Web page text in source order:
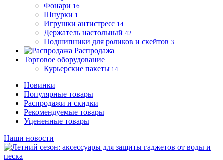
Фонари 16
Шнурки 1
Игрушки антистресс 14
Держатель настольный 42
Подшипники для роликов и скейтов 3
Распродажа
Торговое оборудование
Курьерские пакеты 14
Новинки
Популярные товары
Распродажи и скидки
Рекомендуемые товары
Уцененные товары
Наши новости